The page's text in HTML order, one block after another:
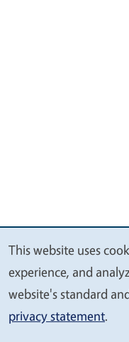
We
value
your
This website uses
experience, and
website's standard
privacy statement.